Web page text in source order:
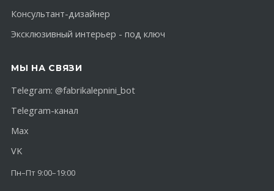
Консультант-дизайнер
Эксклюзивный интерьер - под ключ
МЫ НА СВЯЗИ
Telegram: @fabrikalepnini_bot
Telegram-канал
Max
VK
Пн–Пт 9:00–19:00